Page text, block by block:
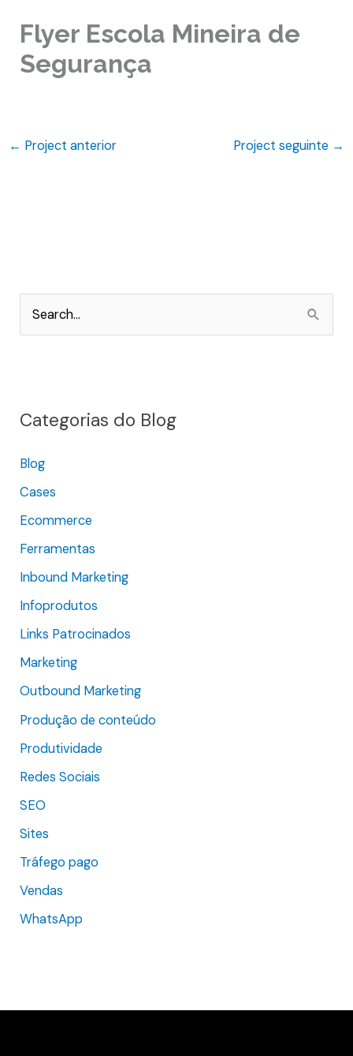
Flyer Escola Mineira de
Segurança
← Project anterior Project seguinte →
u
s
a
r
p
o
Categorias do Blog
Blog
Cases
Ecommerce
Ferramentas
Inbound Marketing
Infoprodutos
Links Patrocinados
Marketing
Outbound Marketing
Produção de conteúdo
Produtividade
Redes Sociais
SEO
Sites
Tráfego pago
Vendas
WhatsApp